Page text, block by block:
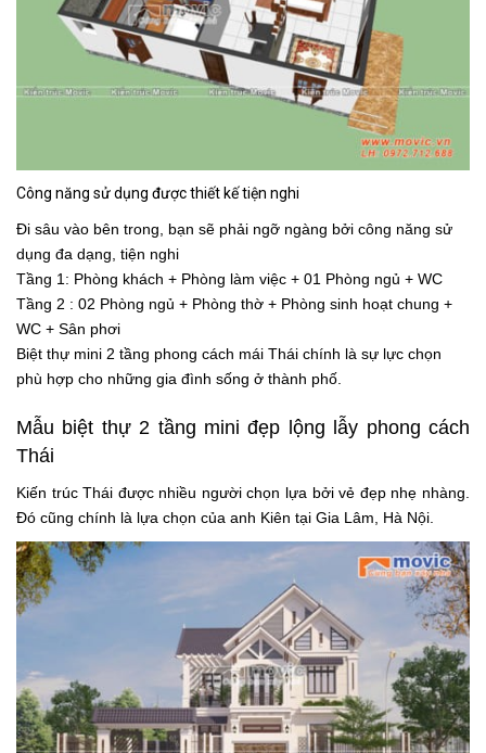
Công năng sử dụng được thiết kế tiện nghi
Đi sâu vào bên trong, bạn sẽ phải ngỡ ngàng bởi công năng sử
dụng đa dạng, tiện nghi
Tầng 1: Phòng khách + Phòng làm việc + 01 Phòng ngủ + WC
Tầng 2 : 02 Phòng ngủ + Phòng thờ + Phòng sinh hoạt chung +
WC + Sân phơi
Biệt thự mini 2 tầng phong cách mái Thái chính là sự lực chọn
phù hợp cho những gia đình sống ở thành phố.
Mẫu biệt thự 2 tầng mini đẹp lộng lẫy phong cách
Thái
Kiến trúc Thái được nhiều người chọn lựa bởi vẻ đẹp nhẹ nhàng.
Đó cũng chính là lựa chọn của anh Kiên tại Gia Lâm, Hà Nội.